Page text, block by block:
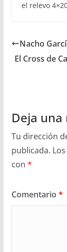
el relevo
Nacho
El Cross de
Deja
Tu dirección
publicada.
con *
Comentario *